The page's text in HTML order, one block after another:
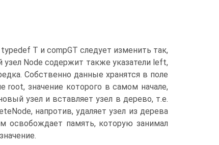
T и compGT следует изменить так,
Node содержит также указатели left,
Собственно данные хранятся в поле
root, значение которого в самом начале,
узел и вставляет узел в дерево, т.е.
напротив, удаляет узел из дерева
освобождает память, которую занимал